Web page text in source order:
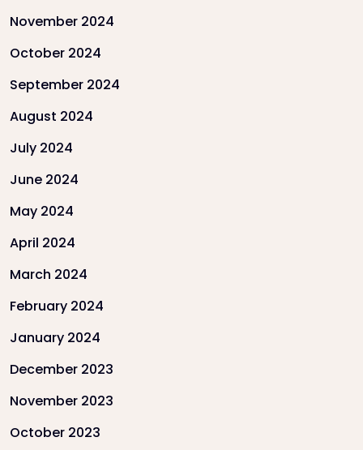
November 2024
October 2024
September 2024
August 2024
July 2024
June 2024
May 2024
April 2024
March 2024
February 2024
January 2024
December 2023
November 2023
October 2023